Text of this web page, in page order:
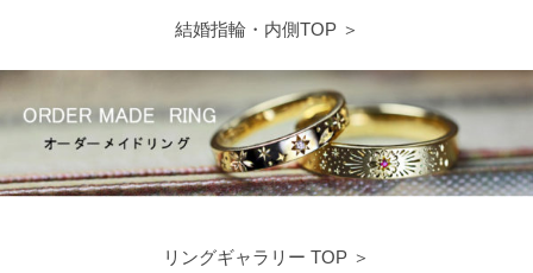
結婚指輪・内側TOP ＞
リングギャラリー TOP ＞